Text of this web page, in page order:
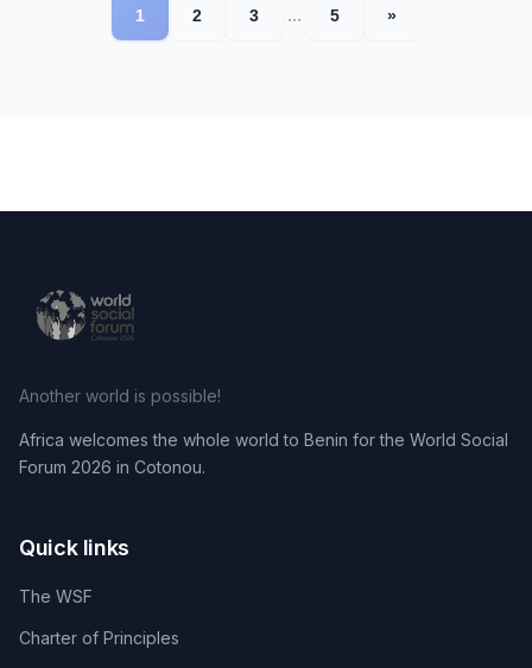
1 2 3 ... 5 »
Another world is possible!
Africa welcomes the whole world to Benin for the World Social
Forum 2026 in Cotonou.
Quick links
The WSF
Charter of Principles